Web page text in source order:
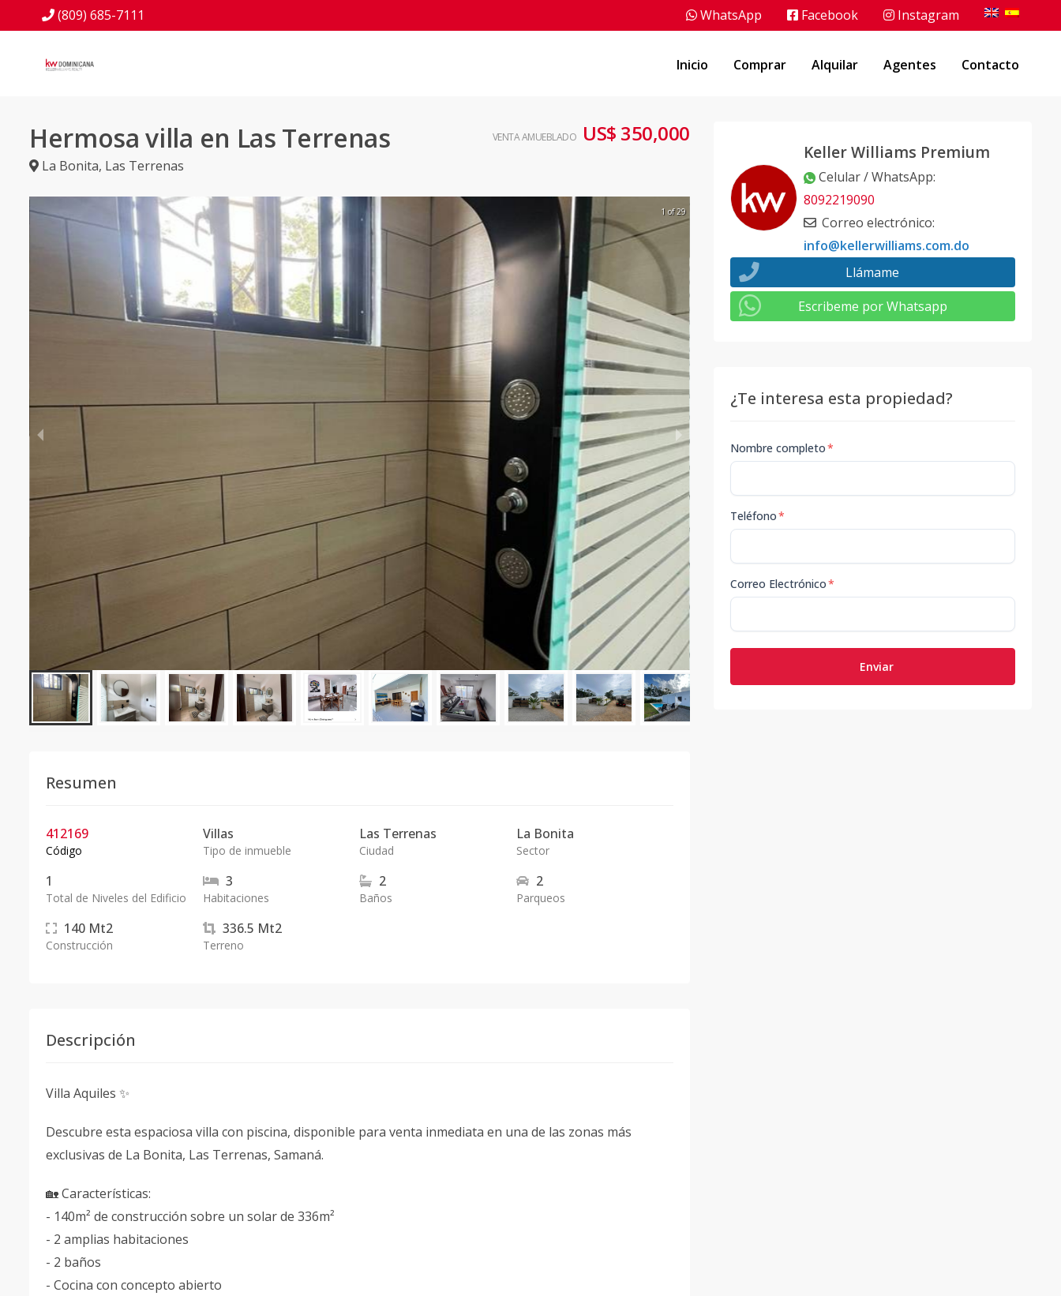
(809) 685-7111 WhatsApp Facebook Instagram
Inicio Comprar Alquilar Agentes Contacto
Hermosa villa en Las Terrenas
La Bonita, Las Terrenas
VENTA AMUEBLADO US$ 350,000
1 of 29
Resumen
412169
Código
Villas
Tipo de inmueble
Las Terrenas
Ciudad
La Bonita
Sector
1
Total de Niveles del Edificio
3
Habitaciones
2
Baños
2
Parqueos
140 Mt2
Construcción
336.5 Mt2
Terreno
Descripción
Villa Aquiles ✨
Descubre esta espaciosa villa con piscina, disponible para venta inmediata en una de las zonas más
exclusivas de La Bonita, Las Terrenas, Samaná.
🏡 Características:
- 140m² de construcción sobre un solar de 336m²
- 2 amplias habitaciones
- 2 baños
- Cocina con concepto abierto
Keller Williams Premium
Celular / WhatsApp:
8092219090
Correo electrónico:
info@kellerwilliams.com.do
Llámame
Escribeme por Whatsapp
¿Te interesa esta propiedad?
Nombre completo*
Teléfono*
Correo Electrónico*
Enviar